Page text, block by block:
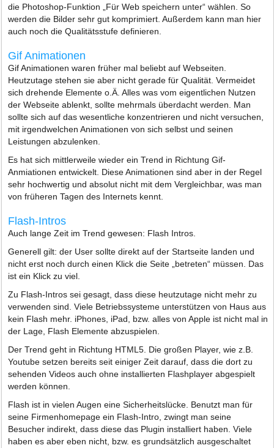
die Photoshop-Funktion „Für Web speichern unter“ wählen. So
werden die Bilder sehr gut komprimiert. Außerdem kann man hier
auch noch die Qualitätsstufe definieren.
Gif Animationen
Gif Animationen waren früher mal beliebt auf Webseiten.
Heutzutage stehen sie aber nicht gerade für Qualität. Vermeidet
sich drehende Elemente o.Ä. Alles was vom eigentlichen Nutzen
der Webseite ablenkt, sollte mehrmals überdacht werden. Man
sollte sich auf das wesentliche konzentrieren und nicht versuchen,
mit irgendwelchen Animationen von sich selbst und seinen
Leistungen abzulenken.
Es hat sich mittlerweile wieder ein Trend in Richtung Gif-
Anmiationen entwickelt. Diese Animationen sind aber in der Regel
sehr hochwertig und absolut nicht mit dem Vergleichbar, was man
von früheren Tagen des Internets kennt.
Flash-Intros
Auch lange Zeit im Trend gewesen: Flash Intros.
Generell gilt: der User sollte direkt auf der Startseite landen und
nicht erst noch durch einen Klick die Seite „betreten“ müssen. Das
ist ein Klick zu viel.
Zu Flash-Intros sei gesagt, dass diese heutzutage nicht mehr zu
verwenden sind. Viele Betriebssysteme unterstützen von Haus aus
kein Flash mehr. iPhones, iPad, bzw. alles von Apple ist nicht mal in
der Lage, Flash Elemente abzuspielen.
Der Trend geht in Richtung HTML5. Die großen Player, wie z.B.
Youtube setzen bereits seit einiger Zeit darauf, dass die dort zu
sehenden Videos auch ohne installierten Flashplayer abgespielt
werden können.
Flash ist in vielen Augen eine Sicherheitslücke. Benutzt man für
seine Firmenhomepage ein Flash-Intro, zwingt man seine
Besucher indirekt, dass diese das Plugin installiert haben. Viele
haben es aber eben nicht, bzw. es grundsätzlich ausgeschaltet